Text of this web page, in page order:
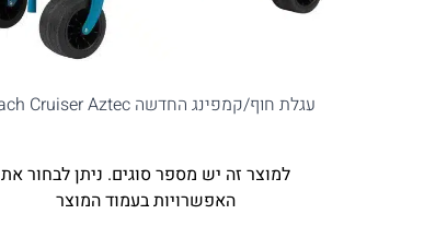
עגלת חוף/קמפינג החדשה Beach Cruiser Aztec
למוצר זה יש מספר סוגים. ניתן לבחור את
האפשרויות בעמוד המוצר